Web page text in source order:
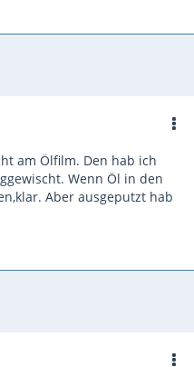
am Ölfilm. Den hab ich
Wenn Öl in den
Aber ausgeputzt hab